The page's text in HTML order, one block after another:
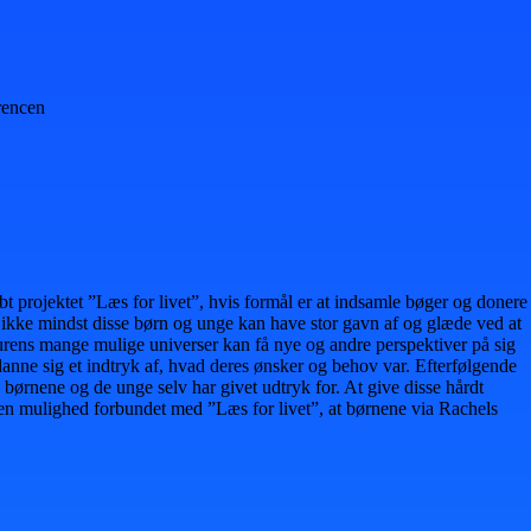
projektet ”Læs for livet”, hvis formål er at indsamle bøger og donere
mindst disse børn og unge kan have stor gavn af og glæde ved at
mange mulige universer kan få nye og andre perspektiver på sig
sig et indtryk af, hvad deres ønsker og behov var. Efterfølgende
og de unge selv har givet udtryk for. At give disse hårdt
mulighed forbundet med ”Læs for livet”, at børnene via Rachels